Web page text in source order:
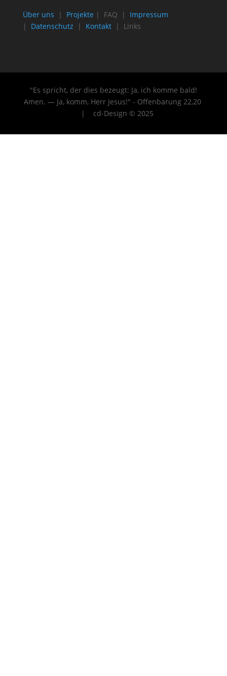
Über uns | Projekte | FAQ | Impressum
| Datenschutz | Kontakt| Links
"Es spricht, der dies bezeugt: Ja, ich komme bald!
Amen. — Ja, komm, Herr Jesus!" - Offenbarung 22,20
| cd-Design © 2025